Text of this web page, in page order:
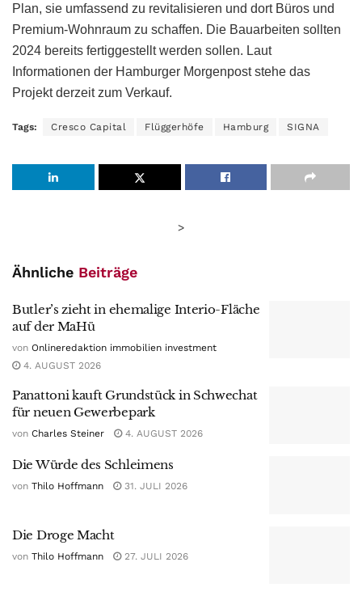
Plan, sie umfassend zu revitalisieren und dort Büros und
Premium-Wohnraum zu schaffen. Die Bauarbeiten sollten
2024 bereits fertiggestellt werden sollen. Laut
Informationen der Hamburger Morgenpost stehe das
Projekt derzeit zum Verkauf.
Tags: Cresco Capital Flüggerhöfe Hamburg SIGNA
>
Ähnliche Beiträge
Butler’s zieht in ehemalige Interio-Fläche
auf der MaHü
von Onlineredaktion immobilien investment
4. AUGUST 2026
Panattoni kauft Grundstück in Schwechat
für neuen Gewerbepark
von Charles Steiner 4. AUGUST 2026
Die Würde des Schleimens
von Thilo Hoffmann 31. JULI 2026
Die Droge Macht
von Thilo Hoffmann 27. JULI 2026